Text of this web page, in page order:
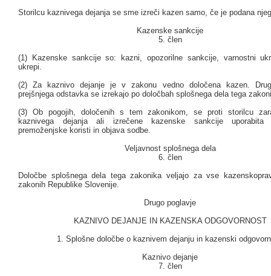
Storilcu kaznivega dejanja se sme izreči kazen samo, če je podana
Kazenske sankcije
5. člen
(1) Kazenske sankcije so: kazni, opozorilne sankcije, varnostni
ukrepi.
(2) Za kaznivo dejanje je v zakonu vedno določena kazen.
prejšnjega odstavka se izrekajo po določbah splošnega dela tega
(3) Ob pogojih, določenih s tem zakonikom, se proti storilcu
kaznivega dejanja ali izrečene kazenske sankcije uporabita
premoženjske koristi in objava sodbe.
Veljavnost splošnega dela
6. člen
Določbe splošnega dela tega zakonika veljajo za vse
zakonih Republike Slovenije.
Drugo poglavje
KAZNIVO DEJANJE IN KAZENSKA ODGOVORNOST
1. Splošne določbe o kaznivem dejanju in kazenski
Kaznivo dejanje
7. člen